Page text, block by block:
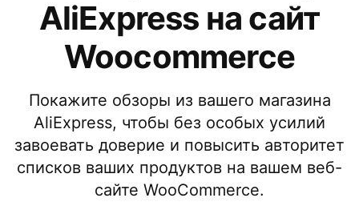
AliExpress на сайт
Woocommerce
Покажите обзоры из вашего магазина
AliExpress, чтобы без особых усилий
завоевать доверие и повысить авторитет
списков ваших продуктов на вашем веб-
сайте WooCommerce.